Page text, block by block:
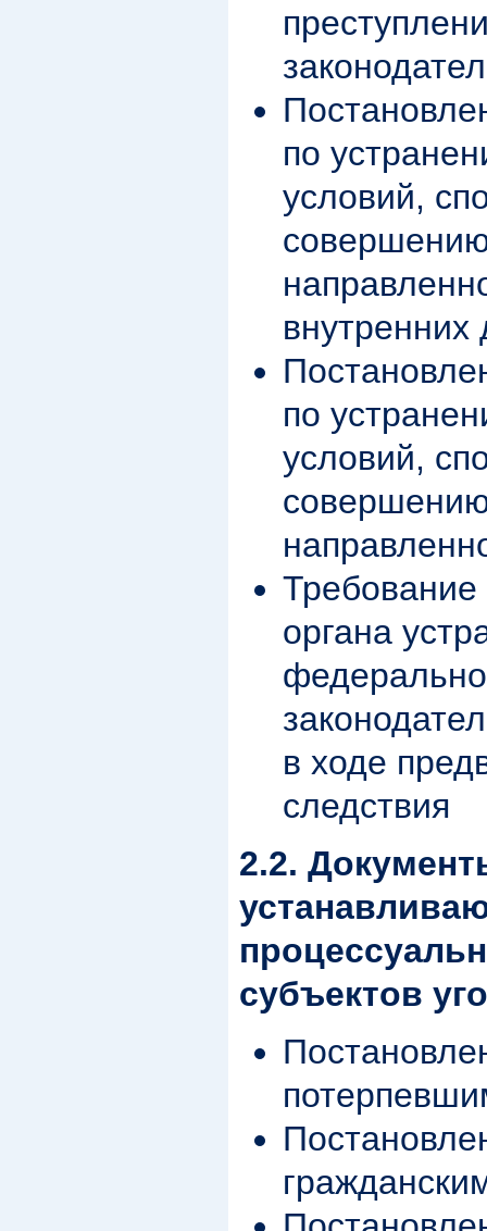
по
условий,
внутренних
по
условий,
Требование
органа
в ходе
следствия
2.2.
субъектов